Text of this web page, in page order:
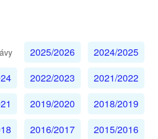
2025/2026
2024/2025
2022/2023
2021/2022
2019/2020
2018/2019
2016/2017
2015/2016